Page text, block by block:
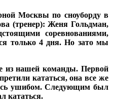
Москвы по сноуборду в
(тренер): Женя Гольдман,
соревнованиями,
только 4 дня. Но зато мы
из нашей команды. Первой
кататься, она все же
ушибом. Следующим был
кататься.